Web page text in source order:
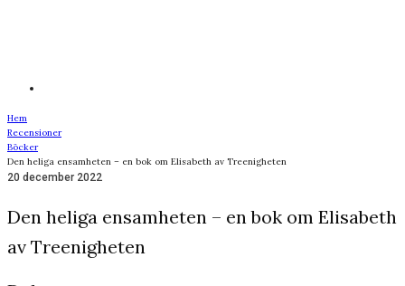
Hem
Recensioner
Böcker
Den heliga ensamheten – en bok om Elisabeth av Treenigheten
20 december 2022
Den heliga ensamheten – en bok om Elisabeth
av Treenigheten